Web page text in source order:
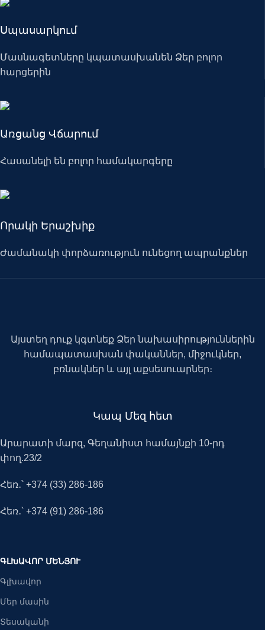
Սպասարկում
Մասնագետները կպատասխանեն Ձեր բոլոր
հարցերին
Առցանց Վճարում
Հասանելի են բոլոր համակարգերը
Որակի Երաշխիք
Ժամանակի փորձառություն ունեցող ապրանքներ
Այստեղ դուք կգտնեք Ձեր նախասիրություններին
համապատասխան փականներ, միջուկներ,
բռնակներ և այլ աքսեսուարներ։
Կապ Մեզ հետ
Արարատի մարզ, Գեղանիստ համայնքի 10-րդ
փող.23/2
Հեռ․՝ +374 (33) 286-186
Հեռ․՝ +374 (91) 286-186
ԳԼԽԱՎՈՐ ՄԵՆՅՈՒ
Գլխավոր
Մեր մասին
Տեսականի